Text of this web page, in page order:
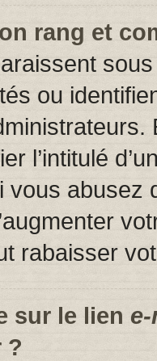
rang et
ou
l’intitulé
vous
rabaisser
sur le lien
?